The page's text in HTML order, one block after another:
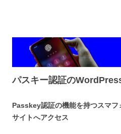
パスキー認証の
Passkey認証の機能を持つスマ
サイトへアクセス